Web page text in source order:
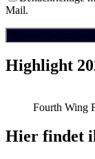
Mail.
Highlight
Fourth Wing
Hier findet